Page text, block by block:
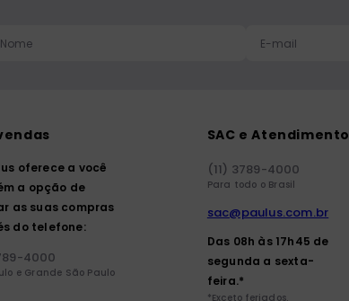
oferece a você
a opção de
as suas compras
do telefone:
4000
e Grande São Paulo
SAC e Atendimento
(11) 3789-4000
Para todo o Brasil
sac@paulus.com.br
Das 08h às 17h45 de
segunda a sexta-
feira.*
*Exceto feriados.